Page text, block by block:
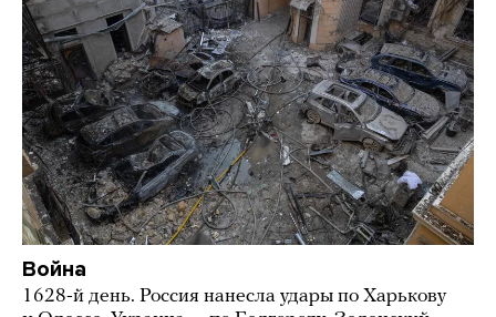
Война
1628-й день. Россия нанесла удары по Харькову